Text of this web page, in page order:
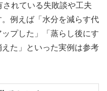
れている失敗談や工夫
例えば「水分を減らす代
プした」「蒸らし後にす
た」といった実例は参考